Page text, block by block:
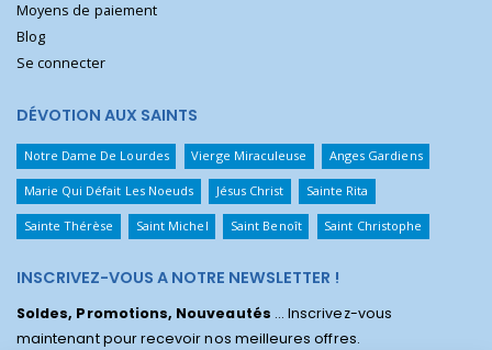
Moyens de paiement
Blog
Se connecter
DÉVOTION AUX SAINTS
Notre Dame De Lourdes Vierge Miraculeuse Anges Gardiens
Marie Qui Défait Les Noeuds Jésus Christ Sainte Rita
Sainte Thérèse Saint Michel Saint Benoît Saint Christophe
INSCRIVEZ-VOUS A NOTRE NEWSLETTER !
Soldes, Promotions, Nouveautés ... Inscrivez-vous
maintenant pour recevoir nos meilleures offres.